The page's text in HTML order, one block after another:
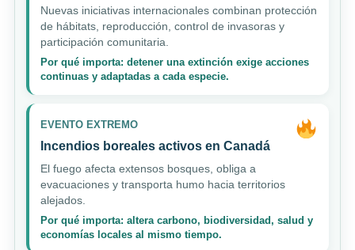
Nuevas iniciativas internacionales combinan protección
de hábitats, reproducción, control de invasoras y
participación comunitaria.
Por qué importa: detener una extinción exige acciones
continuas y adaptadas a cada especie.
EVENTO EXTREMO
Incendios boreales activos en Canadá
El fuego afecta extensos bosques, obliga a
evacuaciones y transporta humo hacia territorios
alejados.
Por qué importa: altera carbono, biodiversidad, salud y
economías locales al mismo tiempo.